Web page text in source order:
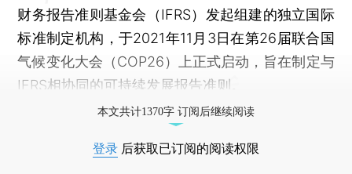
财务报告准则基金会（IFRS）发起组建的独立国际
标准制定机构，于2021年11月3日在第26届联合国
气候变化大会（COP26）上正式启动，旨在制定与
IFRS相协同的可持续发展报告准则。
本文共计1370字 订阅后继续阅读
登录 后获取已订阅的阅读权限